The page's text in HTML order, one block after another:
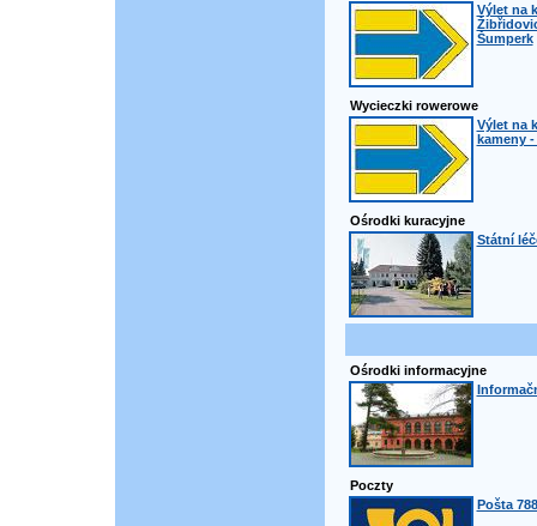
Výlet na
Šumperk
Wycieczki rowerowe
Výlet na
kameny
Ośrodki kuracyjne
Státní
Ośrodki informacyjne
Poczty
Pošta